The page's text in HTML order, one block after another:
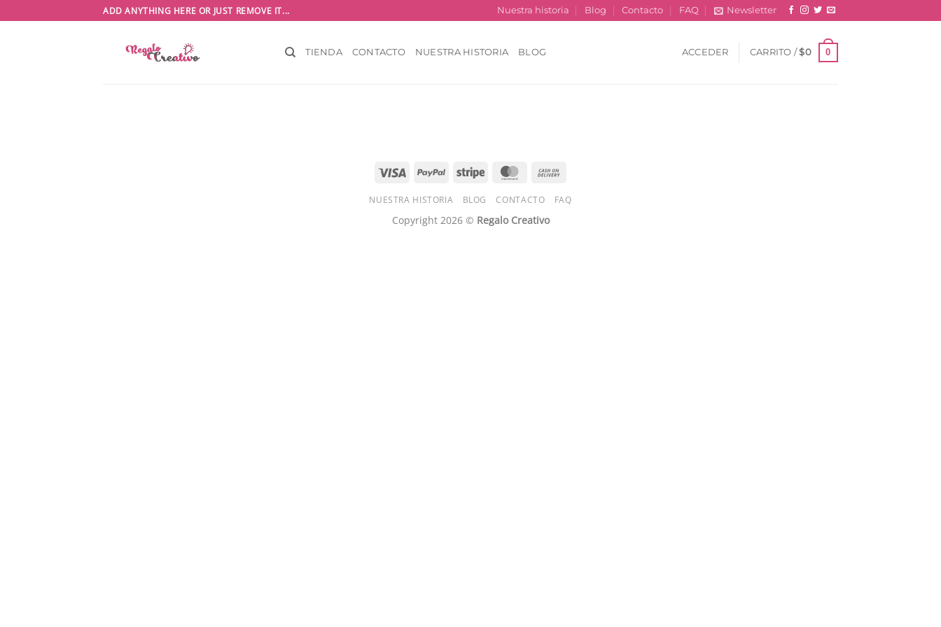
al
ADD ANYTHING HERE OR JUST REMOVE IT... Nuestra historia Blog Contacto FAQ Newsletter
TIENDA CONTACTO NUESTRA HISTORIA BLOG ACCEDER CARRITO /$0 0
Visa PayPal Stripe MasterCard
Delivery
NUESTRA HISTORIA BLOG CONTACTO FAQ
Copyright 2026 © Regalo Creativo